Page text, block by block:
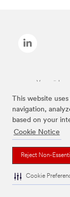
This website
navigation,
based on your
Cookie Notice
Reject Non-
Cookie
Varumärken